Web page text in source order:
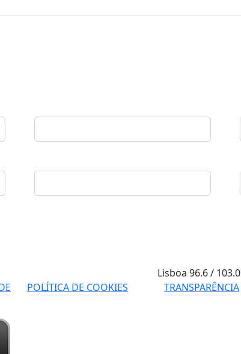
Lisboa96.6 / 103.0
POLÍTICA DE COOKIES TRANSPARÊNCIA